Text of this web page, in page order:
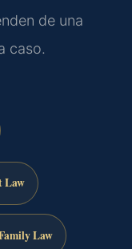
de una
caso.
Law
Law